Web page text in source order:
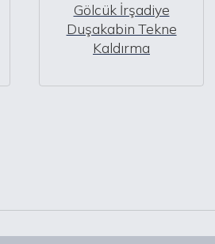
Gölcük İrşadiye
Duşakabin Tekne
Kaldırma